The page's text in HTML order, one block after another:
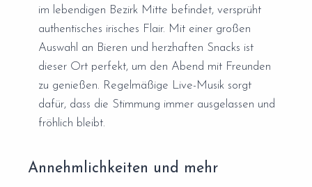
im lebendigen Bezirk Mitte befindet, versprüht
authentisches irisches Flair. Mit einer großen
Auswahl an Bieren und herzhaften Snacks ist
dieser Ort perfekt, um den Abend mit Freunden
zu genießen. Regelmäßige Live-Musik sorgt
dafür, dass die Stimmung immer ausgelassen und
fröhlich bleibt.
Annehmlichkeiten und mehr